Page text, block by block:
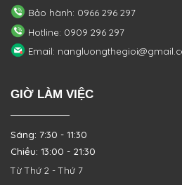
Bảo hành: 0966 296 297
Hotline: 0909 296 297
Email:
GIỜ LÀM VIỆC
Sáng: 7:30 - 11:30
Chiều: 13:00 - 21:30
Từ Thứ 2 - Thứ 7